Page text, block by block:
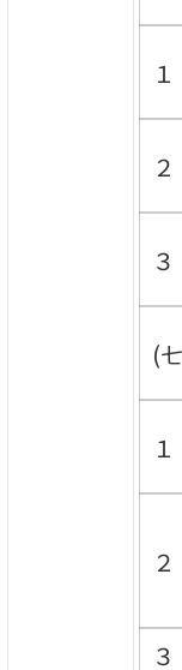
１
２
３
(
１
２
３